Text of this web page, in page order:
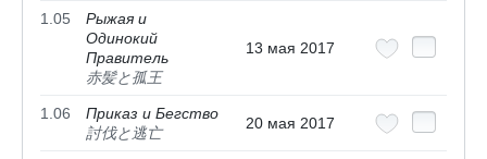
1.05
Рыжая и
Одинокий
Правитель
赤髪と孤王
13 мая 2017
1.06
Приказ и Бегство
討伐と逃亡
20 мая 2017